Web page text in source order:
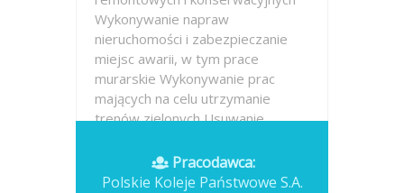
Wykonywanie napraw
nieruchomości i zabezpieczanie
miejsc awarii, w tym prace
murarskie Wykonywanie prac
mających na celu utrzymanie
trenów zielonych Usuwanie...
Opublikowano: dzisiajPracodawca:
Polskie Koleje Państwowe S.A.